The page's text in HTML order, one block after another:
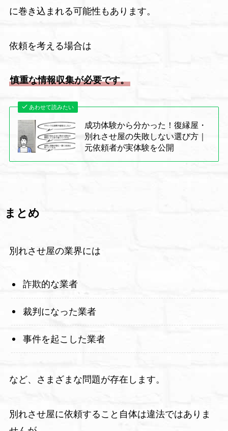
に巻き込まれる可能性もあります。
依頼を考える場合は
慎重な情報収集が必要です。
あわせて読みたい
成功体験から分かった！復縁屋・
別れさせ屋の失敗しない選び方｜
元依頼者が実体験を公開
まとめ
別れさせ屋の業界には
詐欺的な業者
裁判になった業者
事件を起こした業者
など、さまざまな問題が存在します。
別れさせ屋に依頼すること自体は違法ではありま